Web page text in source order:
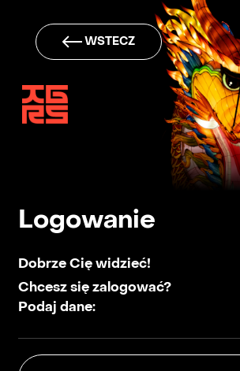
WSTECZ
Tigers
Logowanie
Dobrze Cię widzieć!
Chcesz się zalogować?
Podaj dane: